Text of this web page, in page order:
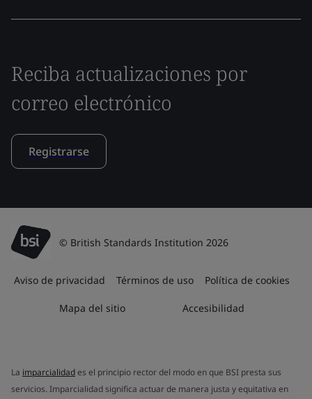
Reciba actualizaciones por
correo electrónico
Registrarse
© British Standards Institution 2026
Aviso de privacidad Términos de uso Política de cookies
Mapa del sitio Accesibilidad
La imparcialidades el principio rector del modo en que BSI presta sus
servicios. Imparcialidad significa actuar de manera justa y equitativa en